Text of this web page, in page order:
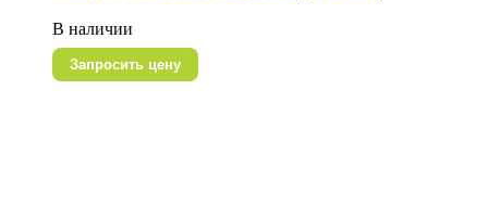
В наличии
Запросить цену